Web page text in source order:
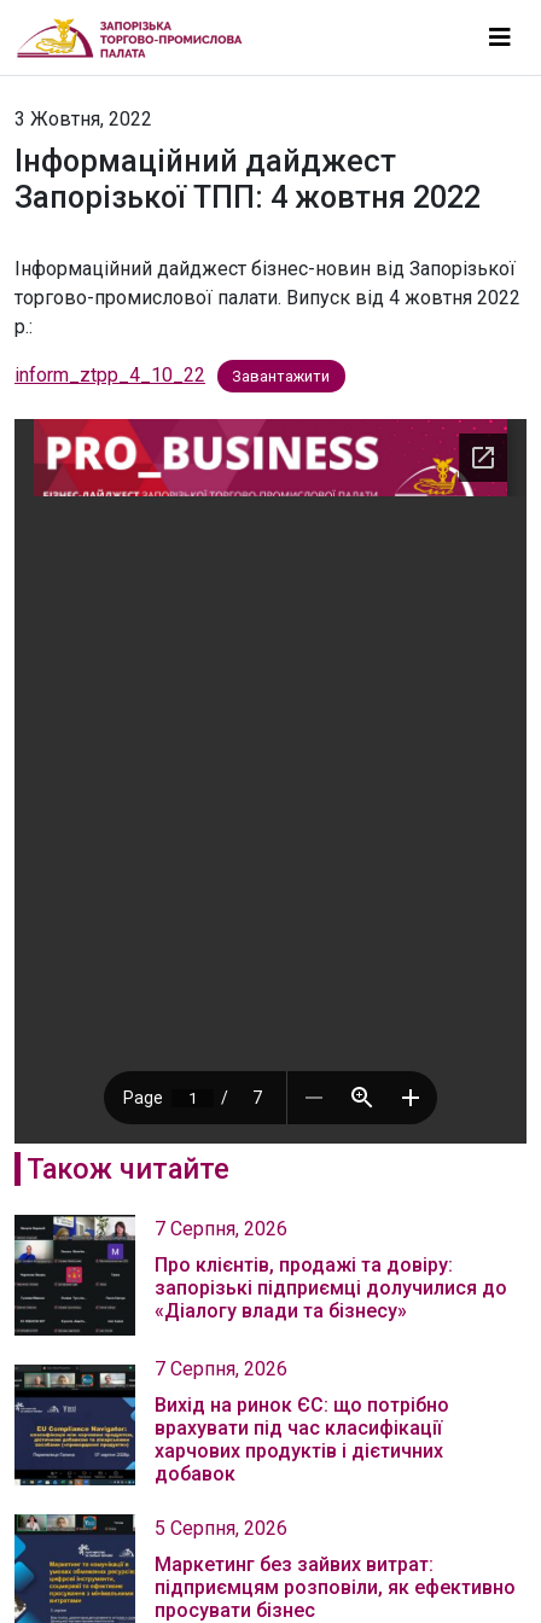
3 Жовтня, 2022
Інформаційний дайджест
Запорізької ТПП: 4 жовтня 2022
Інформаційний дайджест бізнес-новин від Запорізької
торгово-промислової палати. Випуск від 4 жовтня 2022
р.:
inform_ztpp_4_10_22 Завантажити
Також читайте
7 Серпня, 2026
Про клієнтів, продажі та довіру:
запорізькі підприємці долучилися до
«Діалогу влади та бізнесу»
7 Серпня, 2026
Вихід на ринок ЄС: що потрібно
врахувати під час класифікації
харчових продуктів і дієтичних
добавок
5 Серпня, 2026
Маркетинг без зайвих витрат:
підприємцям розповіли, як ефективно
просувати бізнес